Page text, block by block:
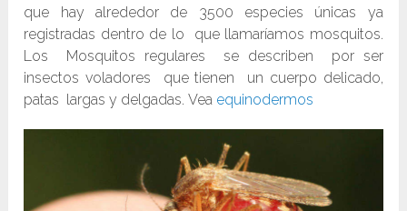
que hay alrededor de 3500 especies únicas ya
registradas dentro de lo que llamaríamos mosquitos.
Los Mosquitos regulares se describen por ser
insectos voladores que tienen un cuerpo delicado,
patas largas y delgadas. Vea equinodermos